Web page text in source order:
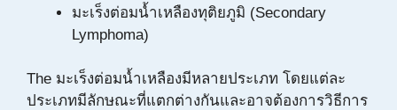
มะเร็งต่อมน้ำเหลืองทุติยภูมิ (Secondary
Lymphoma)
The มะเร็งต่อมน้ำเหลืองมีหลายประเภท โดยแต่ละ
ประเภทมีลักษณะที่แตกต่างกันและอาจต้องการวิธีการ